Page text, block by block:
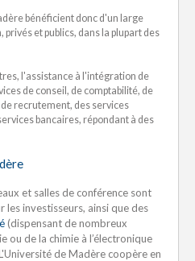
bénéficient donc d'un large
et publics, dans la plupart des
l'assistance à l'intégration de
de conseil, de comptabilité, de
recrutement, des services
bancaires, répondant à des
et salles de conférence sont
investisseurs, ainsi que des
(dispensant de nombreux
ou de la chimie à l’électronique
de Madère coopère en